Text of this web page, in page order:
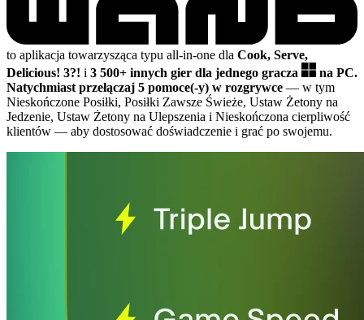
to aplikacja towarzysząca typu all-in-one dla Cook, Serve,
Delicious! 3?! i 3 500+ innych gier dla jednego gracza
na PC.
Natychmiast przełączaj 5 pomoce(-y) w rozgrywce — w tym
Nieskończone Posiłki, Posiłki Zawsze Świeże, Ustaw Żetony na
Jedzenie, Ustaw Żetony na Ulepszenia i Nieskończona cierpliwość
klientów — aby dostosować doświadczenie i grać po swojemu.